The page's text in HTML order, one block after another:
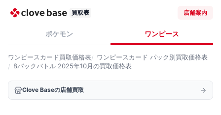
買取表 店舗案内
ポケモン ワンピース
ワンピースカード買取価格表 ワンピースカード パック別買取価格表
8パックバトル 2025年10月の買取価格表
Clove Baseの店舗買取